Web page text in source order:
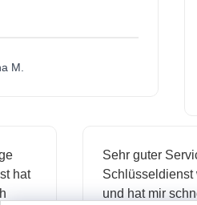
hat
Sehr guter
und hat mir